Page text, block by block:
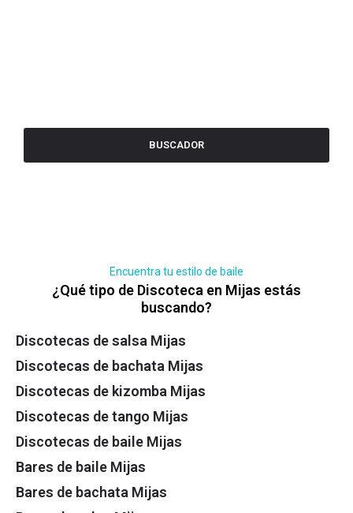
BUSCADOR
Encuentra tu estilo de baile
¿Qué tipo de Discoteca en Mijas estás
buscando?
Discotecas de salsa Mijas
Discotecas de bachata Mijas
Discotecas de kizomba Mijas
Discotecas de tango Mijas
Discotecas de baile Mijas
Bares de baile Mijas
Bares de bachata Mijas